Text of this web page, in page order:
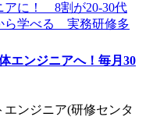
エンジニアへ！毎月30
ンジニア(研修センタ